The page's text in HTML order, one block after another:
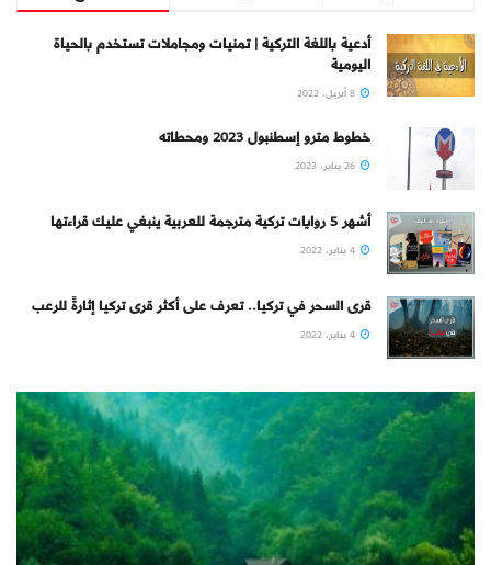
أدعية باللغة التركية | تمنيات ومجاملات تستخدم بالحياة
اليومية
خطوط مترو إسطنبول 2023 ومحطاته
أشهر 5 روايات تركية مترجمة للعربية ينبغي عليك قراءتها
قرى السحر في تركيا.. تعرف على أكثر قرى تركيا إثارةً للرعب